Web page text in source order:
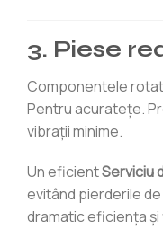
3. Piese
Componentele
Pentru acuratețe.
vibrații minime.
Un eficientServiciu
evitând pierderile
dramatic eficiența